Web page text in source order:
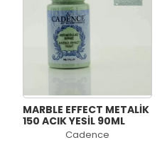
MARBLE EFFECT METALİK
150 AÇIK YEŞİL 90ML
Cadence